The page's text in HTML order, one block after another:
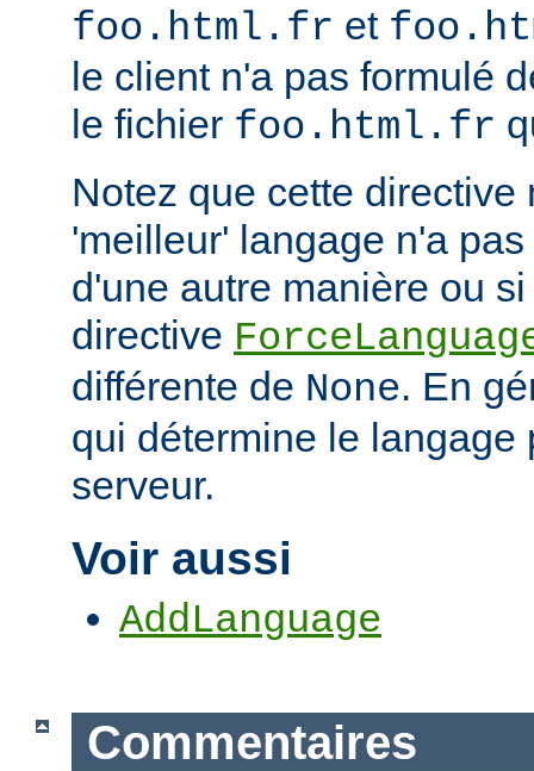
foo.html.fr et
le client n'a pas formulé
le fichier foo.html.fr
Notez que cette directive
'meilleur' langage n'a
d'une autre manière ou
directive
différente de None. En
qui détermine le langage
serveur.
Voir aussi
AddLanguage
Commentaires